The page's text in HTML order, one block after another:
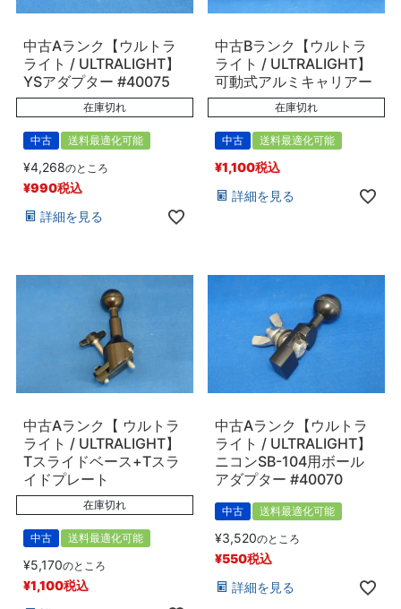
中古Aランク【ウルトラ
ライト / ULTRALIGHT】
YSアダプター #40075
在庫切れ
中古 送料最適化可能
¥4,268のところ
¥990税込
詳細を見る
中古Bランク【ウルトラ
ライト / ULTRALIGHT】
可動式アルミキャリアー
在庫切れ
中古 送料最適化可能
¥1,100税込
詳細を見る
中古Aランク【 ウルトラ
ライト / ULTRALIGHT】
Tスライドベース+Tスラ
イドプレート
在庫切れ
中古 送料最適化可能
¥5,170のところ
¥1,100税込
中古Aランク【ウルトラ
ライト / ULTRALIGHT】
ニコンSB-104用ボール
アダプター #40070
中古 送料最適化可能
¥3,520のところ
¥550税込
詳細を見る